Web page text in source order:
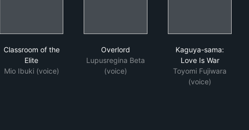
Classroom of the
Elite
Mio Ibuki (voice)
Overlord
Lupusregina Beta
(voice)
Kaguya-sama:
Love Is War
Toyomi Fujiwara
(voice)